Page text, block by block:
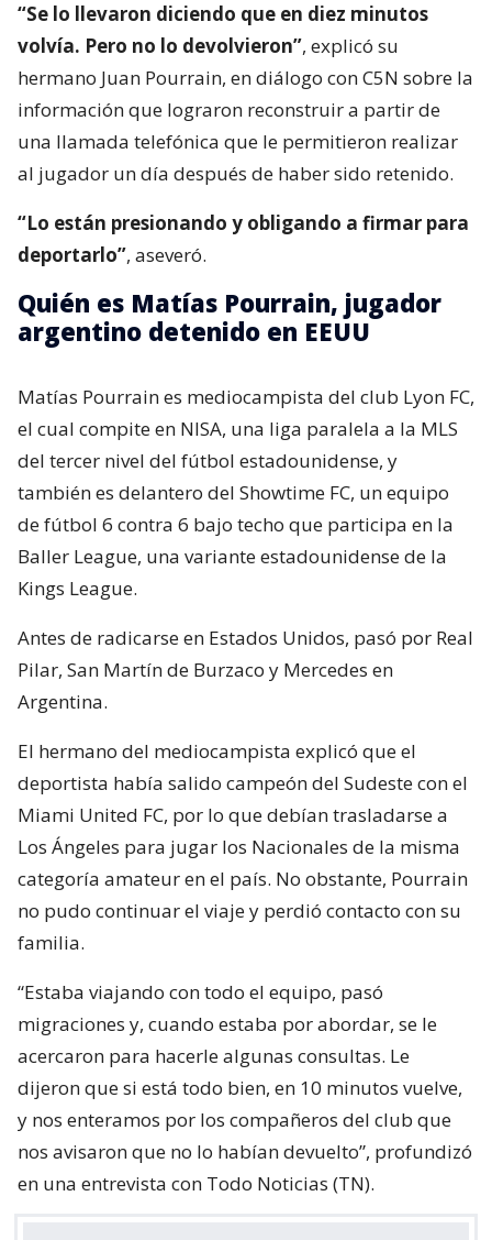
“Se lo llevaron diciendo que en diez minutos
volvía. Pero no lo devolvieron”, explicó su
hermano Juan Pourrain, en diálogo con C5N sobre la
información que lograron reconstruir a partir de
una llamada telefónica que le permitieron realizar
al jugador un día después de haber sido retenido.
“Lo están presionando y obligando a firmar para
deportarlo”, aseveró.
Quién es Matías Pourrain, jugador
argentino detenido en EEUU
Matías Pourrain es mediocampista del club Lyon FC,
el cual compite en NISA, una liga paralela a la MLS
del tercer nivel del fútbol estadounidense, y
también es delantero del Showtime FC, un equipo
de fútbol 6 contra 6 bajo techo que participa en la
Baller League, una variante estadounidense de la
Kings League.
Antes de radicarse en Estados Unidos, pasó por Real
Pilar, San Martín de Burzaco y Mercedes en
Argentina.
El hermano del mediocampista explicó que el
deportista había salido campeón del Sudeste con el
Miami United FC, por lo que debían trasladarse a
Los Ángeles para jugar los Nacionales de la misma
categoría amateur en el país. No obstante, Pourrain
no pudo continuar el viaje y perdió contacto con su
familia.
“Estaba viajando con todo el equipo, pasó
migraciones y, cuando estaba por abordar, se le
acercaron para hacerle algunas consultas. Le
dijeron que si está todo bien, en 10 minutos vuelve,
y nos enteramos por los compañeros del club que
nos avisaron que no lo habían devuelto”, profundizó
en una entrevista con Todo Noticias (TN).